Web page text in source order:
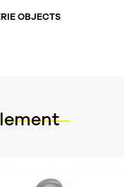
OBJECTS